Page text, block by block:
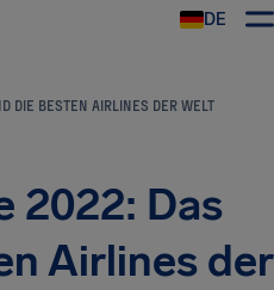
DE
DIE BESTEN AIRLINES DER WELT
2022: Das
Airlines der